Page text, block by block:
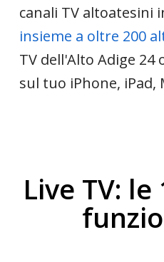
canali TV altoatesini
insieme a oltre 200
TV dell'Alto Adige
sul tuo iPhone, iPad,
Live TV: